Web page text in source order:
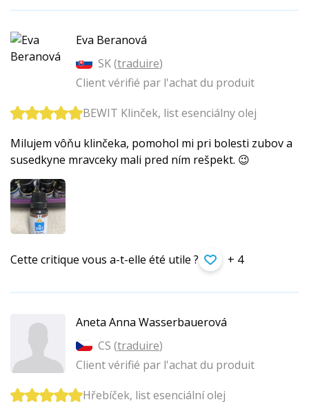
Eva Beranová
SK (traduire)
Client vérifié par l'achat du produit
BEWIT Klinček, list esenciálny olej
Milujem vôňu klinčeka, pomohol mi pri bolesti zubov a
susedkyne mravceky mali pred ním rešpekt. 😉
Cette critique vous a-t-elle été utile ? + 4
Aneta Anna Wasserbauerová
CS (traduire)
Client vérifié par l'achat du produit
Hřebíček, list esenciální olej